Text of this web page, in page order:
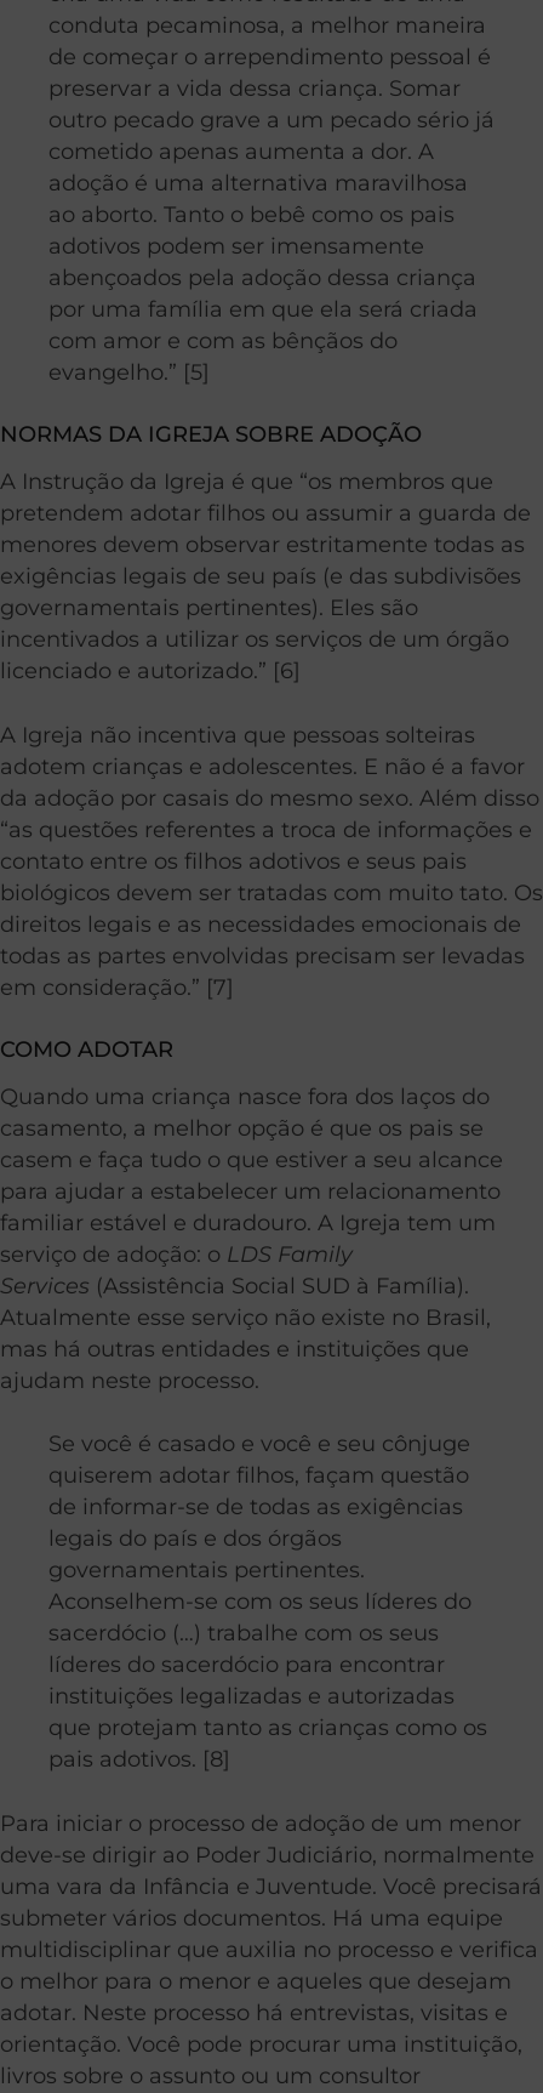
conduta pecaminosa, a melhor maneira
de começar o arrependimento pessoal é
preservar a vida dessa criança. Somar
outro pecado grave a um pecado sério já
cometido apenas aumenta a dor. A
adoção é uma alternativa maravilhosa
ao aborto. Tanto o bebê como os pais
adotivos podem ser imensamente
abençoados pela adoção dessa criança
por uma família em que ela será criada
com amor e com as bênçãos do
evangelho.” [5]
NORMAS DA IGREJA SOBRE ADOÇÃO
A Instrução da Igreja é que “os membros que
pretendem adotar filhos ou assumir a guarda de
menores devem observar estritamente todas as
exigências legais de seu país (e das subdivisões
governamentais pertinentes). Eles são
incentivados a utilizar os serviços de um órgão
licenciado e autorizado.” [6]
A Igreja não incentiva que pessoas solteiras
adotem crianças e adolescentes. E não é a favor
da adoção por casais do mesmo sexo. Além disso
“as questões referentes a troca de informações e
contato entre os filhos adotivos e seus pais
biológicos devem ser tratadas com muito tato. Os
direitos legais e as necessidades emocionais de
todas as partes envolvidas precisam ser levadas
em consideração.” [7]
COMO ADOTAR
Quando uma criança nasce fora dos laços do
casamento, a melhor opção é que os pais se
casem e faça tudo o que estiver a seu alcance
para ajudar a estabelecer um relacionamento
familiar estável e duradouro. A Igreja tem um
serviço de adoção: o LDS Family
Services (Assistência Social SUD à Família).
Atualmente esse serviço não existe no Brasil,
mas há outras entidades e instituições que
ajudam neste processo.
Se você é casado e você e seu cônjuge
quiserem adotar filhos, façam questão
de informar-se de todas as exigências
legais do país e dos órgãos
governamentais pertinentes.
Aconselhem-se com os seus líderes do
sacerdócio (…) trabalhe com os seus
líderes do sacerdócio para encontrar
instituições legalizadas e autorizadas
que protejam tanto as crianças como os
pais adotivos. [8]
Para iniciar o processo de adoção de um menor
deve-se dirigir ao Poder Judiciário, normalmente
uma vara da Infância e Juventude. Você precisará
submeter vários documentos. Há uma equipe
multidisciplinar que auxilia no processo e verifica
o melhor para o menor e aqueles que desejam
adotar. Neste processo há entrevistas, visitas e
orientação. Você pode procurar uma instituição,
livros sobre o assunto ou um consultor